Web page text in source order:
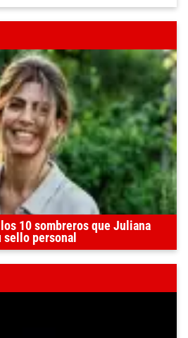
los 10 sombreros que Juliana
personal